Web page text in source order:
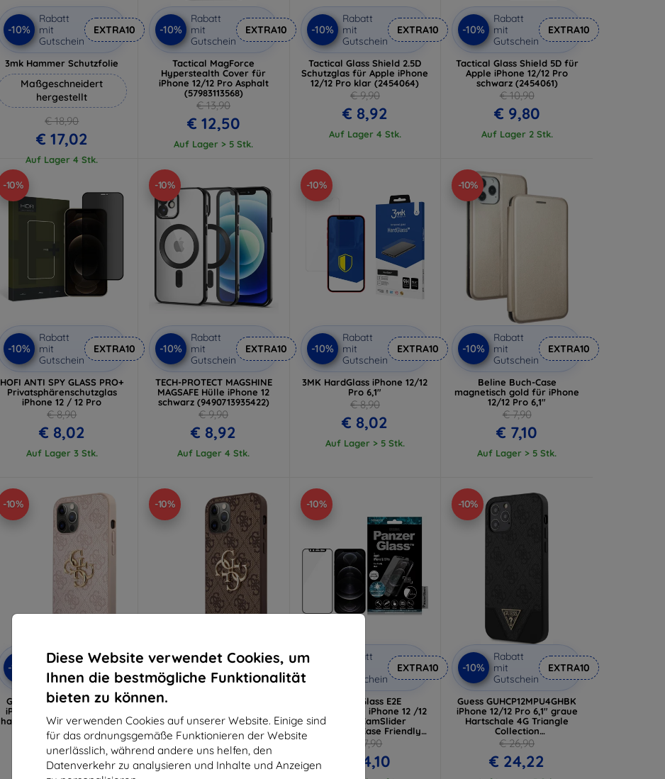
Diese Website verwendet Cookies, um
Ihnen die bestmögliche Funktionalität
bieten zu können.
Wir verwenden Cookies auf unserer Website. Einige sind
für das ordnungsgemäße Funktionieren der Website
unerlässlich, während andere uns helfen, den
Datenverkehr zu analysieren und Inhalte und Anzeigen
-10%
Rabatt
mit
Gutschein
EXTRA10
3mk Hammer Schutzfolie
Maßgeschneidert
hergestellt
€ 18,90
€ 17,02
Auf Lager 4 Stk.
-10%
Rabatt
mit
Gutschein
EXTRA10
Tactical MagForce
Hyperstealth Cover für
iPhone 12/12 Pro Asphalt
(57983113568)
€ 13,90
€ 12,50
Auf Lager > 5 Stk.
-10%
Rabatt
mit
Gutschein
EXTRA10
Tactical Glass Shield 2.5D
Schutzglas für Apple iPhone
12/12 Pro klar (2454064)
€ 9,90
€ 8,92
Auf Lager 4 Stk.
-10%
Rabatt
mit
Gutschein
EXTRA10
Tactical Glass Shield 5D für
Apple iPhone 12/12 Pro
schwarz (2454061)
€ 10,90
€ 9,80
Auf Lager 2 Stk.
-10%
-10%
Rabatt
mit
Gutschein
EXTRA10
HOFI ANTI SPY GLASS PRO+
Privatsphärenschutzglas
iPhone 12 / 12 Pro
€ 8,90
€ 8,02
Auf Lager 3 Stk.
-10%
-10%
Rabatt
mit
Gutschein
EXTRA10
TECH-PROTECT MAGSHINE
MAGSAFE Hülle iPhone 12
schwarz (9490713935422)
€ 9,90
€ 8,92
Auf Lager 4 Stk.
-10%
-10%
Rabatt
mit
Gutschein
EXTRA10
3MK HardGlass iPhone 12/12
Pro 6,1"
€ 8,90
€ 8,02
Auf Lager > 5 Stk.
-10%
-10%
Rabatt
mit
Gutschein
EXTRA10
Beline Buch-Case
magnetisch gold für iPhone
12/12 Pro 6,1"
€ 7,90
€ 7,10
Auf Lager > 5 Stk.
-10%
-10%
Rabatt
Gutschein
EXTRA10
Guess GUHCP12M4GMGPI
iPhone 12/12 Pro 6,1" pink
harte Hülle mit großem 4G
Metal Logo
€ 23,90
€ 21,52
-10%
-10%
Rabatt
mit
Gutschein
EXTRA10
Guess GUHCP12M4GMGBR
Hartschale 4G mit großem
Metalllogo
(GUHCP12M4GMGBR)
€ 23,90
€ 21,52
-10%
Rabatt
Gutschein
EXTRA10
PanzerGlass E2E
Microfracture iPhone 12 /12
Pro 6,1" CamSlider
Swarovsky Case Friendly
Antibakteriell schwarz (2717)
€ 37,90
€ 34,10
-10%
-10%
Rabatt
mit
Gutschein
EXTRA10
Guess GUHCP12MPU4GHBK
iPhone 12/12 Pro 6,1" graue
Hartschale 4G Triangle
Collection
(GUHCP12MPU4GHBK)
€ 26,90
€ 24,22